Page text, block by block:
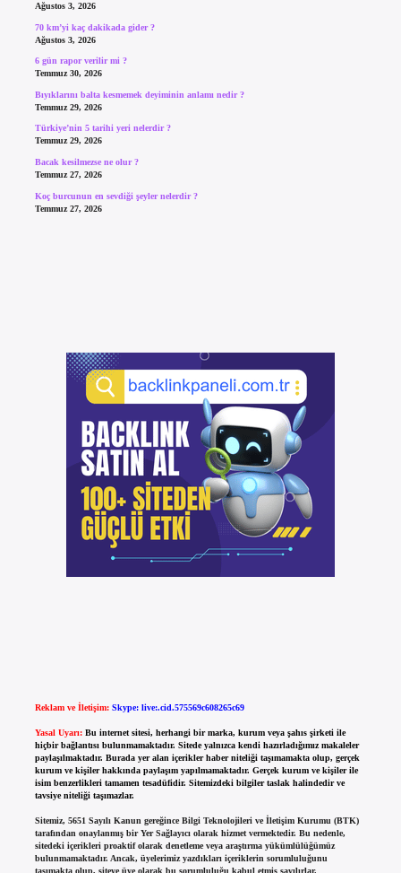
Ağustos 3, 2026
70 km’yi kaç dakikada gider ?
Ağustos 3, 2026
6 gün rapor verilir mi ?
Temmuz 30, 2026
Bıyıklarını balta kesmemek deyiminin anlamı nedir ?
Temmuz 29, 2026
Türkiye’nin 5 tarihi yeri nelerdir ?
Temmuz 29, 2026
Bacak kesilmezse ne olur ?
Temmuz 27, 2026
Koç burcunun en sevdiği şeyler nelerdir ?
Temmuz 27, 2026
Reklam ve İletişim: Skype: live:.cid.575569c608265c69
Yasal Uyarı: Bu internet sitesi, herhangi bir marka, kurum veya şahıs şirketi ile
hiçbir bağlantısı bulunmamaktadır. Sitede yalnızca kendi hazırladığımız makaleler
paylaşılmaktadır. Burada yer alan içerikler haber niteliği taşımamakta olup, gerçek
kurum ve kişiler hakkında paylaşım yapılmamaktadır. Gerçek kurum ve kişiler ile
isim benzerlikleri tamamen tesadüfidir. Sitemizdeki bilgiler taslak halindedir ve
tavsiye niteliği taşımazlar.
Sitemiz, 5651 Sayılı Kanun gereğince Bilgi Teknolojileri ve İletişim Kurumu (BTK)
tarafından onaylanmış bir Yer Sağlayıcı olarak hizmet vermektedir. Bu nedenle,
sitedeki içerikleri proaktif olarak denetleme veya araştırma yükümlülüğümüz
bulunmamaktadır. Ancak, üyelerimiz yazdıkları içeriklerin sorumluluğunu